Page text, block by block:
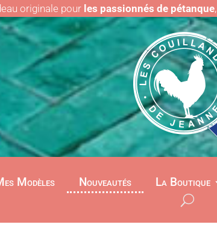
originale pour les passionnés de pétanque,
Modèles Nouveautés La Boutique